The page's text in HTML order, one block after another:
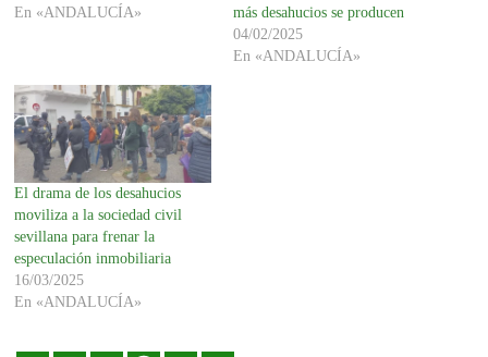
En «ANDALUCÍA»
más desahucios se producen
04/02/2025
En «ANDALUCÍA»
El drama de los desahucios
moviliza a la sociedad civil
sevillana para frenar la
especulación inmobiliaria
16/03/2025
En «ANDALUCÍA»